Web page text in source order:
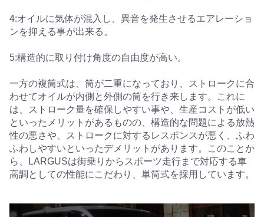
4:オイルに気体が混入し、異音を発生させるエアレーショ
ンを抑える事が出来る。
5:構造的に取り付け角度の自由度が高い。
一方の複筒式は、筒が二重になっており、ストロークに合
わせてオイルが内側と外側の筒を行き来します。これに
は、ストローク量を確保しやすい事や、生産コストが低い
といったメリットがあるものの、構造的な問題による放熱
性の悪さや、ストロークに対するレスポンスが悪く、ふわ
ふわしやすいといったデメリットがあります。このことか
ら、LARGUSは街乗りからスポーツ走行まで対応する車
高調としての性能にこだわり、単筒式を採用しています。